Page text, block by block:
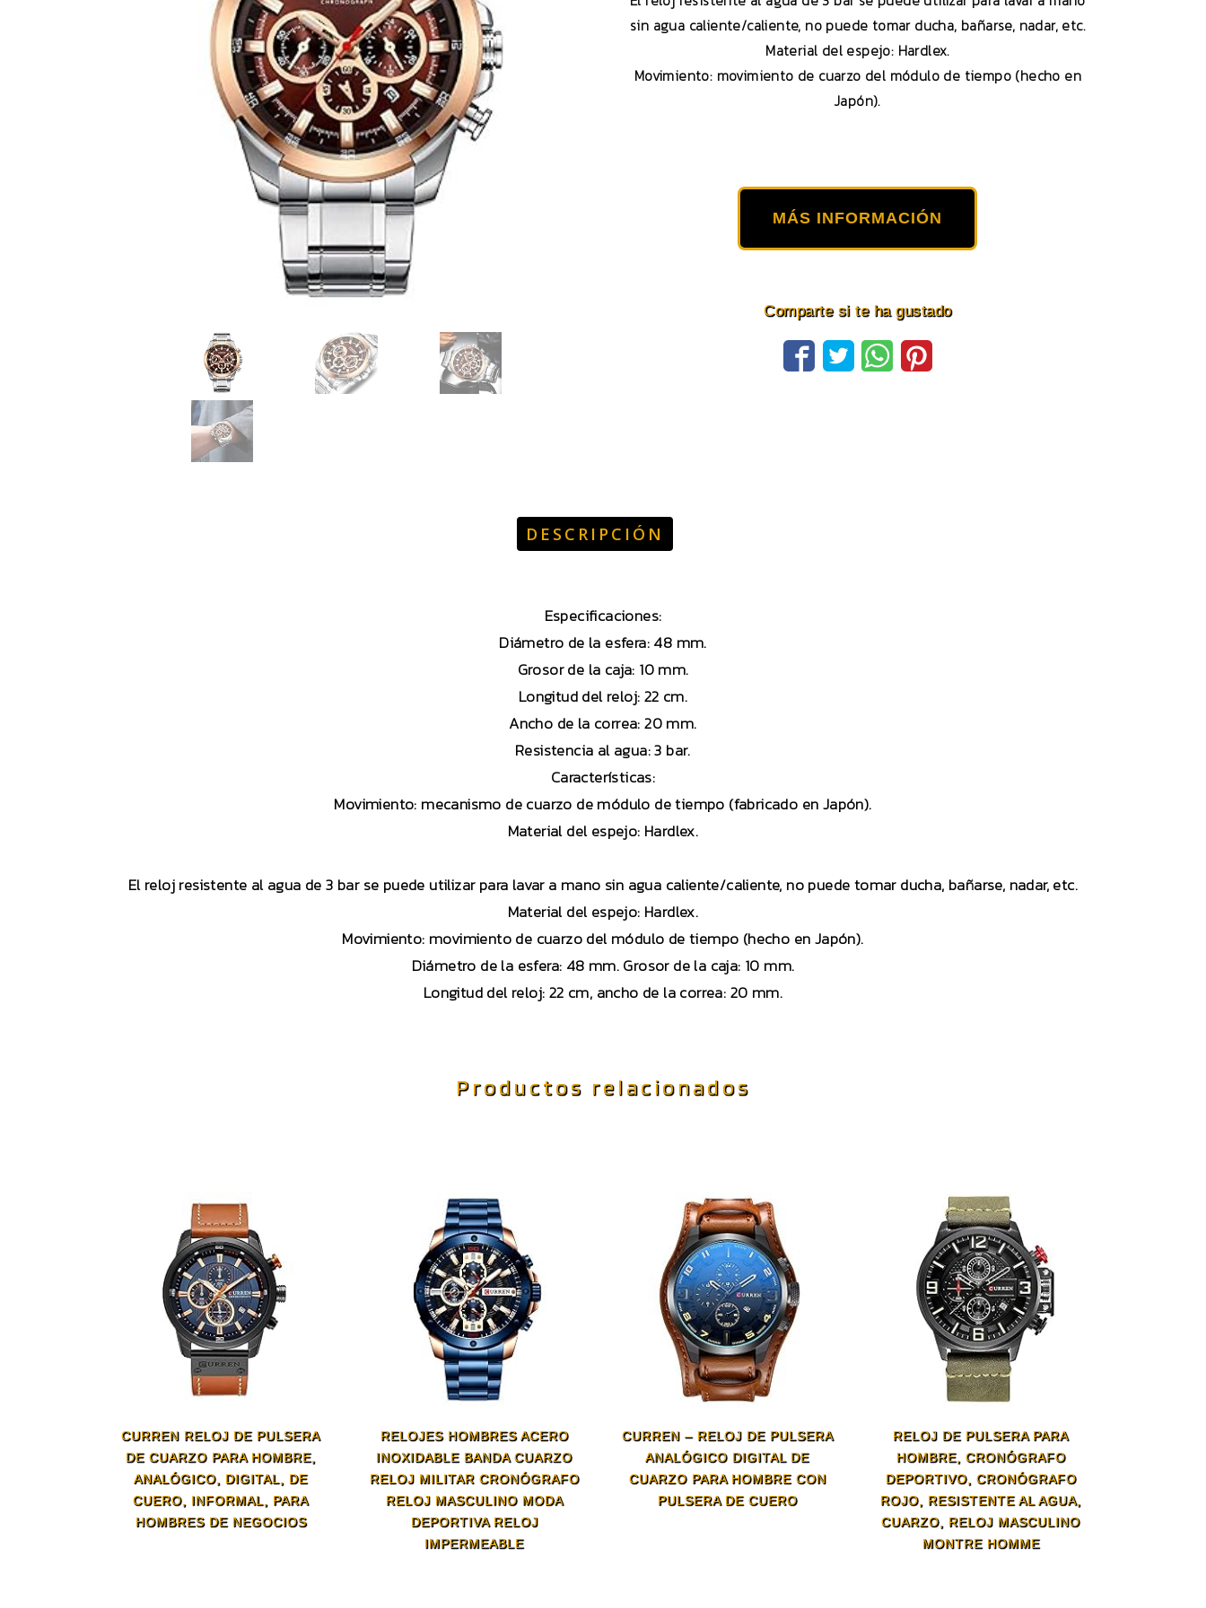
sin agua caliente/caliente, no puede tomar ducha, bañarse, nadar, etc.
Material del espejo: Hardlex.
Movimiento: movimiento de cuarzo del módulo de tiempo (hecho en
Japón).
MÁS INFORMACIÓN
Comparte si te ha gustado
DESCRIPCIÓN
Especificaciones:
Diámetro de la esfera: 48 mm.
Grosor de la caja: 10 mm.
Longitud del reloj: 22 cm.
Ancho de la correa: 20 mm.
Resistencia al agua: 3 bar.
Características:
Movimiento: mecanismo de cuarzo de módulo de tiempo (fabricado en Japón).
Material del espejo: Hardlex.
El reloj resistente al agua de 3 bar se puede utilizar para lavar a mano sin agua caliente/caliente, no puede tomar ducha, bañarse, nadar, etc.
Material del espejo: Hardlex.
Movimiento: movimiento de cuarzo del módulo de tiempo (hecho en Japón).
Diámetro de la esfera: 48 mm. Grosor de la caja: 10 mm.
Longitud del reloj: 22 cm, ancho de la correa: 20 mm.
Productos relacionados
CURREN RELOJ DE PULSERA
DE CUARZO PARA HOMBRE,
ANALÓGICO, DIGITAL, DE
CUERO, INFORMAL, PARA
HOMBRES DE NEGOCIOS
RELOJES HOMBRES ACERO
INOXIDABLE BANDA CUARZO
RELOJ MILITAR CRONÓGRAFO
RELOJ MASCULINO MODA
DEPORTIVA RELOJ
IMPERMEABLE
CURREN – RELOJ DE PULSERA
ANALÓGICO DIGITAL DE
CUARZO PARA HOMBRE CON
PULSERA DE CUERO
RELOJ DE PULSERA PARA
HOMBRE, CRONÓGRAFO
DEPORTIVO, CRONÓGRAFO
ROJO, RESISTENTE AL AGUA,
CUARZO, RELOJ MASCULINO
MONTRE HOMME